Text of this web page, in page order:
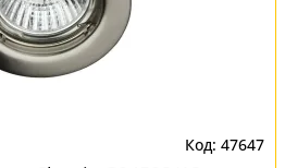
47647